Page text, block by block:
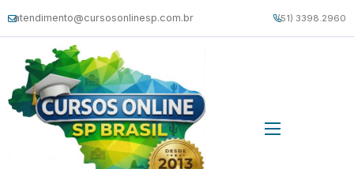
atendimento@cursosonlinesp.com.br (51) 3398.2960